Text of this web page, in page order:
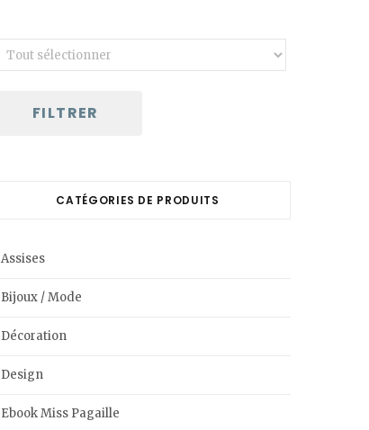
FILTRER
CATÉGORIES DE PRODUITS
Assises
Bijoux / Mode
Décoration
Design
Ebook Miss Pagaille